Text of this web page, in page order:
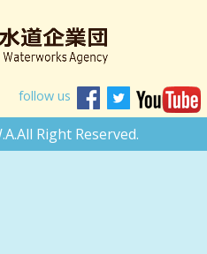
follow us
Right Reserved.